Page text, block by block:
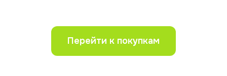
Перейти к покупкам